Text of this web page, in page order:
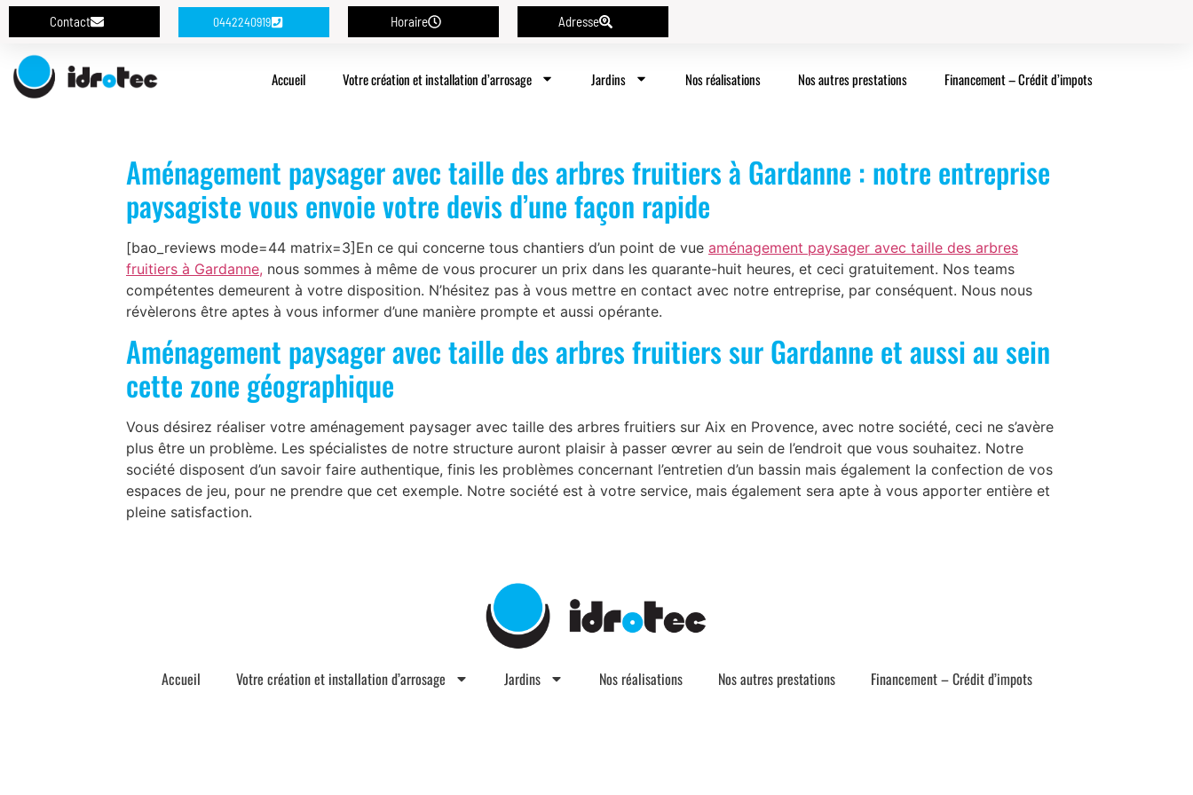
Contact 0442240919 Horaire Adresse
Accueil Votre création et installation d’arrosage Jardins Nos réalisations Nos autres prestations Financement – Crédit d’impots
Aménagement paysager avec taille des arbres fruitiers à Gardanne : notre entreprise
paysagiste vous envoie votre devis d’une façon rapide
[bao_reviews mode=44 matrix=3]En ce qui concerne tous chantiers d’un point de vue aménagement paysager avec taille des arbres
fruitiers à Gardanne, nous sommes à même de vous procurer un prix dans les quarante-huit heures, et ceci gratuitement. Nos teams
compétentes demeurent à votre disposition. N’hésitez pas à vous mettre en contact avec notre entreprise, par conséquent. Nous nous
révèlerons être aptes à vous informer d’une manière prompte et aussi opérante.
Aménagement paysager avec taille des arbres fruitiers sur Gardanne et aussi au sein
cette zone géographique
Vous désirez réaliser votre aménagement paysager avec taille des arbres fruitiers sur Aix en Provence, avec notre société, ceci ne s’avère
plus être un problème. Les spécialistes de notre structure auront plaisir à passer œvrer au sein de l’endroit que vous souhaitez. Notre
société disposent d’un savoir faire authentique, finis les problèmes concernant l’entretien d’un bassin mais également la confection de vos
espaces de jeu, pour ne prendre que cet exemple. Notre société est à votre service, mais également sera apte à vous apporter entière et
pleine satisfaction.
Accueil Votre création et installation d’arrosage Jardins Nos réalisations Nos autres prestations Financement – Crédit d’impots